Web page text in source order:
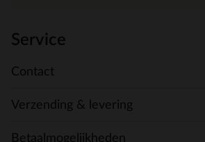
Service
Contact
Verzending & levering
Betaalmogelijkheden